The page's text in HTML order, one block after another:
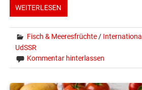
WEITERLESEN
Fisch & Meeresfrüchte / International
UdSSR
Kommentar hinterlassen